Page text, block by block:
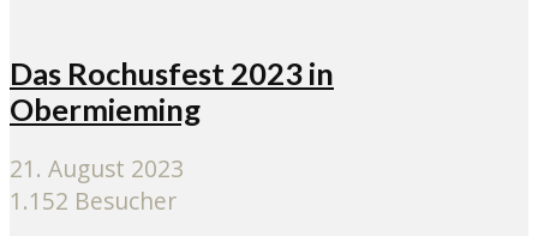
Das Rochusfest 2023 in
Obermieming
21. August 2023
1.152 Besucher